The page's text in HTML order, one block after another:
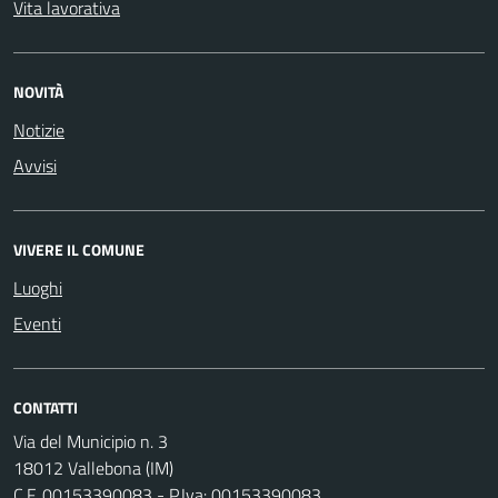
Vita lavorativa
NOVITÀ
Notizie
Avvisi
VIVERE IL COMUNE
Luoghi
Eventi
CONTATTI
Via del Municipio n. 3
18012 Vallebona (IM)